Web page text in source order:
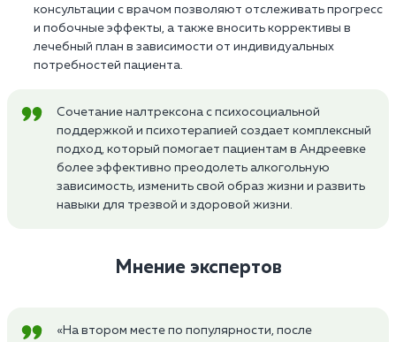
консультации с врачом позволяют отслеживать прогресс
и побочные эффекты, а также вносить коррективы в
лечебный план в зависимости от индивидуальных
потребностей пациента.
Сочетание налтрексона с психосоциальной
поддержкой и психотерапией создает комплексный
подход, который помогает пациентам в Андреевке
более эффективно преодолеть алкогольную
зависимость, изменить свой образ жизни и развить
навыки для трезвой и здоровой жизни.
Мнение экспертов
«На втором месте по популярности, после